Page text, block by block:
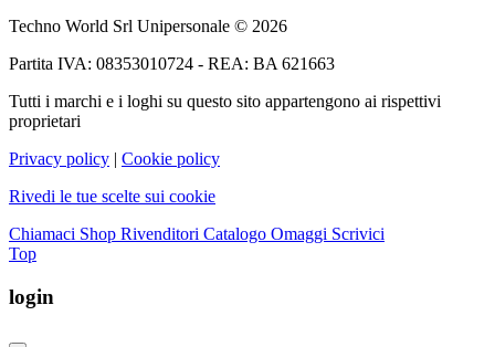
Techno World Srl Unipersonale © 2026
Partita IVA: 08353010724 - REA: BA 621663
Tutti i marchi e i loghi su questo sito appartengono ai rispettivi
proprietari
Privacy policy | Cookie policy
Rivedi le tue scelte sui cookie
Chiamaci Shop Rivenditori Catalogo Omaggi Scrivici
Top
login